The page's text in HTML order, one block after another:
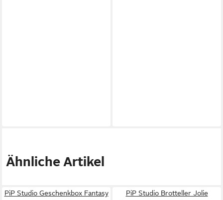
Ähnliche Artikel
PiP Studio Geschenkbox Fantasy
PiP Studio Brotteller Jolie